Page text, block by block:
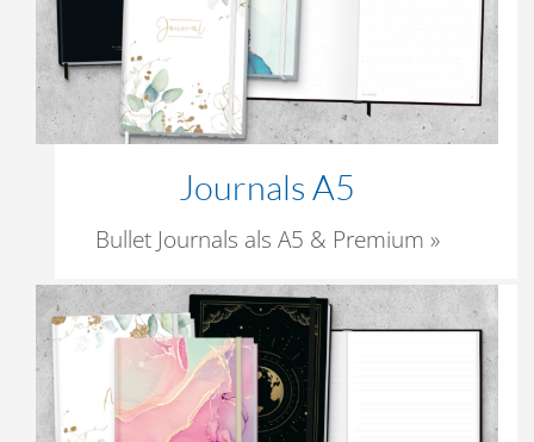
Journals A5
Bullet Journals als A5 & Premium »